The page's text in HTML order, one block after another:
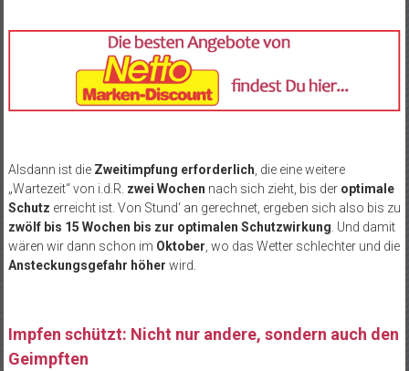
Alsdann ist die Zweitimpfung erforderlich , die eine weitere
„Wartezeit“ von i.d.R. zwei Wochen nach sich zieht, bis der optimale
Schutz erreicht ist. Von Stund‘ an gerechnet, ergeben sich also bis zu
zwölf bis 15 Wochen bis zur optimalen Schutzwirkung . Und damit
wären wir dann schon im Oktober , wo das Wetter schlechter und die
Ansteckungsgefahr höher wird.
Impfen schützt: Nicht nur andere, sondern auch den
Geimpften